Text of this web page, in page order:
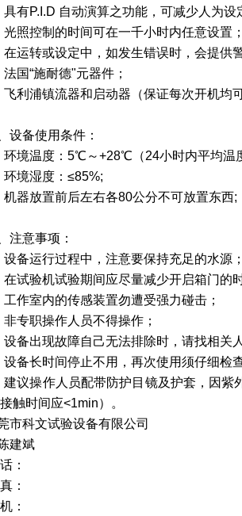
具有P.I.D 自动演算之功能，可减少人为设
光照控制的时间可在一千小时内任意设置；
在运转或设定中，如发生错误时，会提供
法国“施耐德"元器件；
飞利浦镇流器和启动器（保证每次开机均
设备使用条件：
环境温度： 5℃～+28℃（24小时内平均温
环境湿度：≤85%;
机器放置前后左右各80公分不可放置东西;
注意事项：
设备运行过程中，注意要保持充足的水源；
在试验机试验期间应尽量减少开启箱门的
工作室内的传感装置勿遭受强力碰击；
非专职操作人员不得操作；
设备出现故障自己无法排除时，请找相关
设备长时间停止不用，再次使用须仔细检
建议操作人员配带防护目镜及护套，因
触时间应<1min）。
市科文试验设备有限公司
建斌
话：
真：
机：